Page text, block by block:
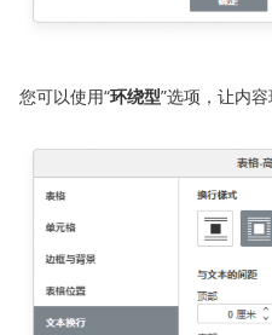
您可以使用“环绕型”选项，让内容